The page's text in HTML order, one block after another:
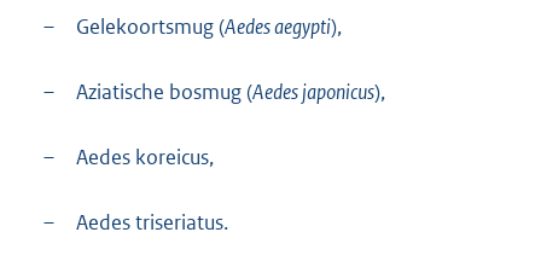
– Gelekoortsmug (Aedes aegypti),
– Aziatische bosmug (Aedes japonicus),
– Aedes koreicus,
– Aedes triseriatus.